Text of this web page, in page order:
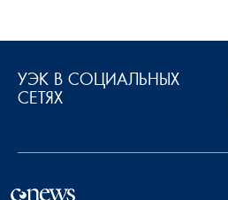
УЭК В СОЦИАЛЬНЫХ
СЕТЯХ